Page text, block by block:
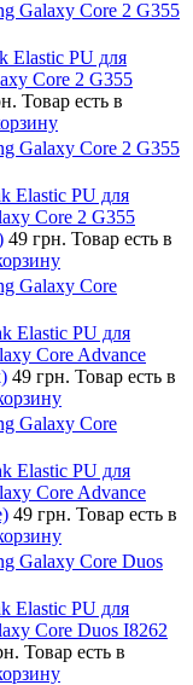
Galaxy Core 2 G355
Elastic PU для
Core 2 G355
Товар есть в
Galaxy Core 2 G355
Elastic PU для
Core 2 G355
49 грн. Товар есть в
Galaxy Core
Elastic PU для
Core Advance
49 грн. Товар есть в
Galaxy Core
Elastic PU для
Core Advance
49 грн. Товар есть в
Galaxy Core Duos
Elastic PU для
Core Duos I8262
Товар есть в